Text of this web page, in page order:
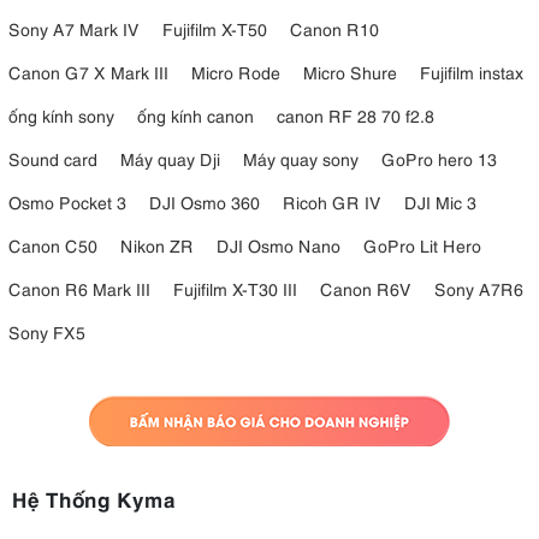
tiêu cự dài hơn.
4.6. Khả năng chụp cận cảnh ấn tượng
Sony A7 Mark IV
Fujifilm X-T50
Canon R10
Canon G7 X Mark III
Micro Rode Micro Shure
Fujifilm instax
ống kính sony
ống kính canon
canon RF 28 70 f2.8
Sound card
Máy quay Dji Máy quay sony
GoPro hero 13
Osmo Pocket 3
DJI Osmo 360 Ricoh GR IV
DJI Mic 3
Canon C50
Nikon ZR DJI Osmo Nano
GoPro Lit Hero
Canon R6 Mark III
Fujifilm X-T30 III Canon R6V
Sony A7R6
Sony FX5
Hệ Thống Kyma